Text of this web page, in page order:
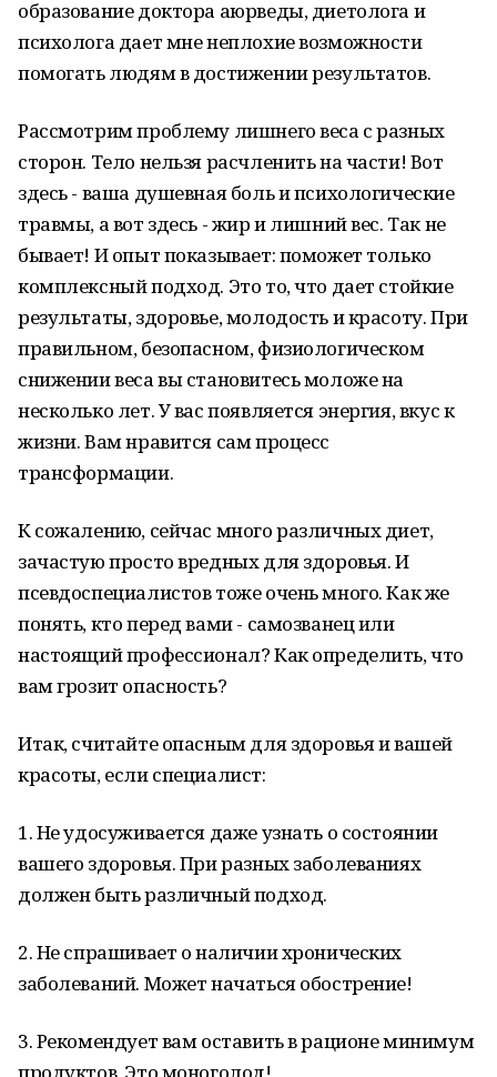
образование доктора аюрведы, диетолога и
психолога дает мне неплохие возможности
помогать людям в достижении результатов.
Рассмотрим проблему лишнего веса с разных
сторон. Тело нельзя расчленить на части! Вот
здесь - ваша душевная боль и психологические
травмы, а вот здесь - жир и лишний вес. Так не
бывает! И опыт показывает: поможет только
комплексный подход. Это то, что дает стойкие
результаты, здоровье, молодость и красоту. При
правильном, безопасном, физиологическом
снижении веса вы становитесь моложе на
несколько лет. У вас появляется энергия, вкус к
жизни. Вам нравится сам процесс
трансформации.
К сожалению, сейчас много различных диет,
зачастую просто вредных для здоровья. И
псевдоспециалистов тоже очень много. Как же
понять, кто перед вами - самозванец или
настоящий профессионал? Как определить, что
вам грозит опасность?
Итак, считайте опасным для здоровья и вашей
красоты, если специалист:
1. Не удосуживается даже узнать о состоянии
вашего здоровья. При разных заболеваниях
должен быть различный подход.
2. Не спрашивает о наличии хронических
заболеваний. Может начаться обострение!
3. Рекомендует вам оставить в рационе минимум